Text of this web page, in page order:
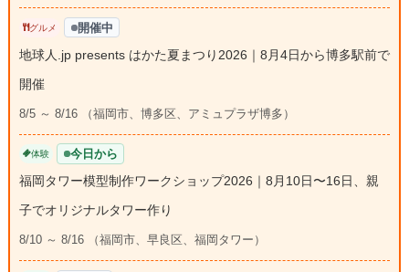
グルメ 開催中
地球人.jp presents はかた夏まつり2026｜8月4日から博多駅前で
開催
8/5 ～ 8/16 （福岡市、博多区、アミュプラザ博多）
体験 今日から
福岡タワー模型制作ワークショップ2026｜8月10日〜16日、親
子でオリジナルタワー作り
8/10 ～ 8/16 （福岡市、早良区、福岡タワー）